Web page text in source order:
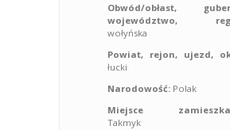
Obwód/obłast,
województwo,
wołyńska
Powiat, rejon, ujezd,
łucki
Narodowość: Polak
Miejsce
Takmyk